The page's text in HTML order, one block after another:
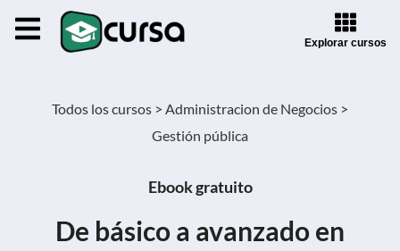
Explorar cursos
Todos los cursos > Administracion de Negocios >
Gestión pública
Ebook gratuito
De básico a avanzado en